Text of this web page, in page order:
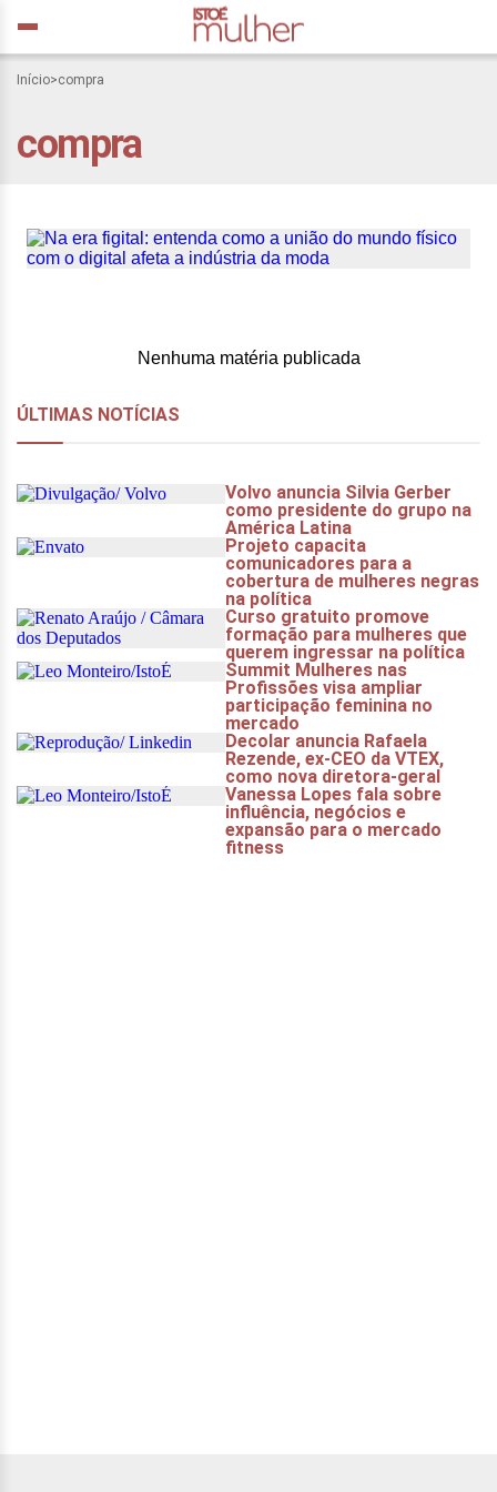
Início>compra
compra
como a união do mundo
físico com o digital afeta
Nenhuma matéria publicada